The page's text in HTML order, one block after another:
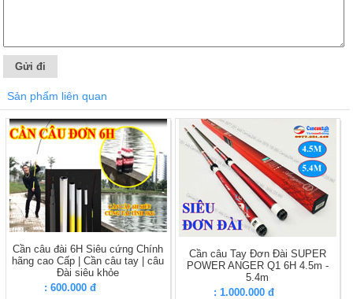
Sản phẩm liên quan
Cần câu đài 6H Siêu cứng Chính
hãng cao Cấp | Cần câu tay | câu
Đài siêu khỏe
: 600.000 đ
Cần câu Tay Đơn Đài SUPER
POWER ANGER Q1 6H 4.5m -
5.4m
: 1.000.000 đ